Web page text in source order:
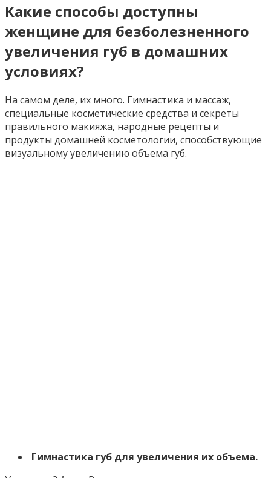
Какие способы доступны
женщине для безболезненного
увеличения губ в домашних
условиях?
На самом деле, их много. Гимнастика и массаж,
специальные косметические средства и секреты
правильного макияжа, народные рецепты и
продукты домашней косметологии, способствующие
визуальному увеличению объема губ.
Гимнастика губ для увеличения их объема.